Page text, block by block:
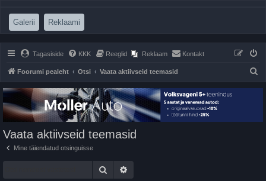
Galerii (Opens a new tab)
Reklaami
Tagasiside KKK Reeglid Reklaam Kontakt
Foorumi pealeht Otsi Vaata aktiivseid teemasid
Vaata aktiivseid teemasid
Mine täiendatud otsinguisse
Otsi